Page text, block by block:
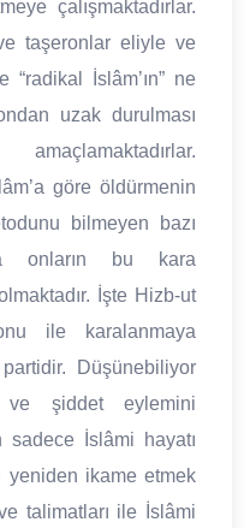
çalışmaktadırlar.
taşeronlar eliyle ve
“radikal İslâm’ın” ne
uzak durulması
göre öldürmenin
bilmeyen bazı
onların bu kara
İşte Hizb-ut
ile karalanmaya
Düşünebiliyor
şiddet eylemini
sadece İslâmi hayatı
yeniden ikame etmek
talimatları ile İslâmi